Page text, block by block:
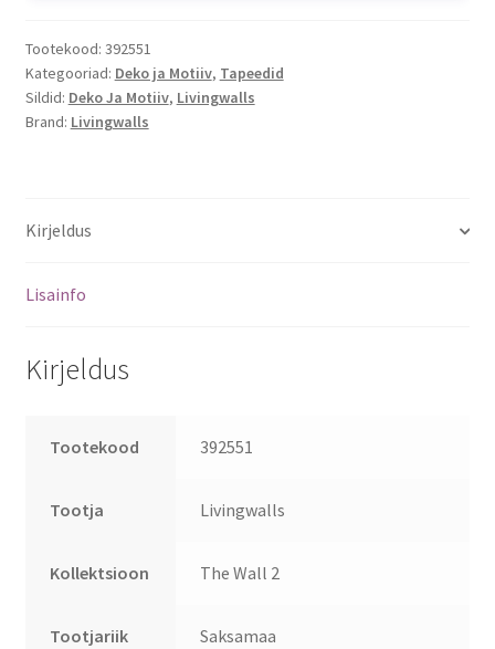
Tootekood: 392551
Kategooriad: Deko ja Motiiv, Tapeedid
Sildid: Deko Ja Motiiv, Livingwalls
Brand: Livingwalls
Kirjeldus
Lisainfo
Kirjeldus
Tootekood 392551
Tootja Livingwalls
Kollektsioon The Wall 2
Tootjariik Saksamaa